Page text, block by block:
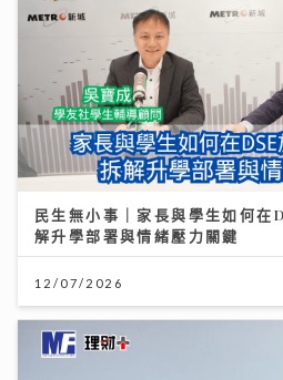
民生無小事｜家長與學生如何在
解升學部署與情緒壓力關鍵
12/07/2026